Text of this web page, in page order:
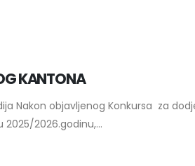
KANTONA
Nakon objavljenog Konkursa za
2025/2026.godinu,...